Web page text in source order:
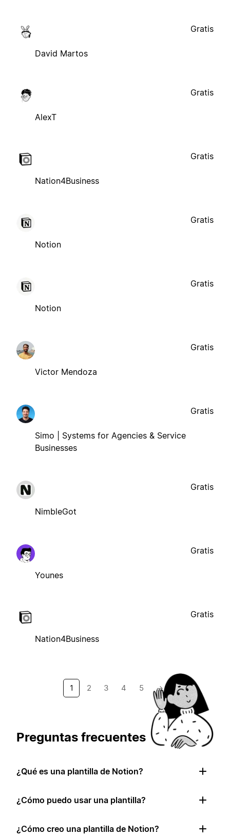
David Martos
Gratis
AlexT
Gratis
Nation4Business
Gratis
Notion
Gratis
Notion
Gratis
Victor Mendoza
Gratis
Simo | Systems for Agencies & Service
Businesses
Gratis
NimbleGot
Gratis
Younes
Gratis
Nation4Business
Gratis
1 2 3 4 5 →
Preguntas frecuentes
¿Qué es una plantilla de Notion?
¿Cómo puedo usar una plantilla?
¿Cómo creo una plantilla de Notion?